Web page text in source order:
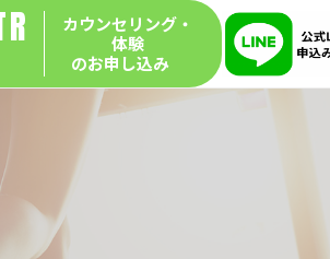
カウンセリング・
体験
のお申し込み